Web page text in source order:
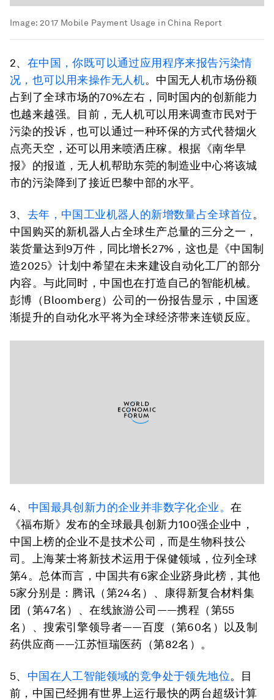
Image: 2017 Mobile Payment Usage in China Report
2、 在中国，你既可以通过应用程序来报告污染情
况，也可以用来操作无人机。中国无人机市场份额
占到了全球市场的70%左右，同时国内的创新能力
也越来越强。目前，无人机可以用来调查市民对于
污染的投诉，也可以通过一种环保的方式代替烟火
点亮天空，还可以用来喷洒庄稼。根据《南华早
报》的报道，无人机帮助东莞的制造业中心将该城
市的污染降到了接近巴黎中部的水平。
3、 去年，中国工业机器人的新增数量占全球首位。
中国购买的新机器人占全球生产总量的三分之一，
装货量达到9万件，同比增长27%，这也是《中国制
造2025》计划中希望在未来建设自动化工厂的部分
内容。与此同时，中国也在打造自己的智能机械。
彭博（Bloomberg）公司的一份报告显示，中国逐
渐提升的自动化水平将为全球经济带来连锁反应。
4、 中国最具创新力的企业并非数字化企业。在
《福布斯》发布的全球最具创新力100强企业中，
中国上榜的企业不是技术公司，而是生物科技公
司。上海莱士将新技术运用于保健领域，位列全球
第4。总体而言，中国共有6家企业跻身此榜，其他
5家分别是：腾讯（第24名）、康得新复合材料集
团（第47名）、在线旅游公司——携程（第55
名）、搜索引擎领导者——百度（第60名）以及制
药供应商——江苏恒瑞医药（第82名）。
5、 中国在人工智能领域的竞争处于领先地位。目
前，中国已经拥有世界上运行最快的两台超级计算